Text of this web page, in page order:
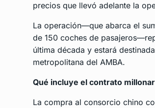
precios que llevó adelante la
La operación—que abarca el
de 150 coches de
última década y estará
metropolitana del AMBA.
Qué incluye el contrato
La compra al consorcio chino